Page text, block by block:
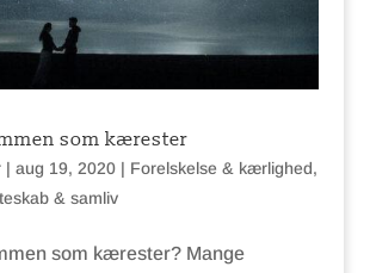
som kærester
| aug 19, 2020| Forelskelse & kærlighed,
& samliv
som kærester? Mange